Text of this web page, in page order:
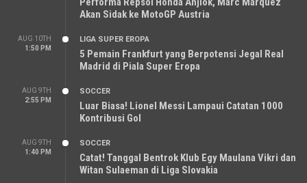
Akan Sidak ke MotoGP Austria
AUG 10TH
1:50 PM
LIGA SUPER EROPA
5 Pemain Frankfurt yang Berpotensi Jegal Real
Madrid di Piala Super Eropa
AUG 9TH
2:55 PM
SOCCER
Luar Biasa! Lionel Messi Lampaui Catatan 1000
Kontribusi Gol
AUG 9TH
1:40 PM
SOCCER
Catat! Tanggal Bentrok Klub Egy Maulana Vikri dan
Witan Sulaeman di Liga Slovakia